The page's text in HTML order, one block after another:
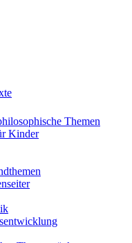
Themen
Kinder